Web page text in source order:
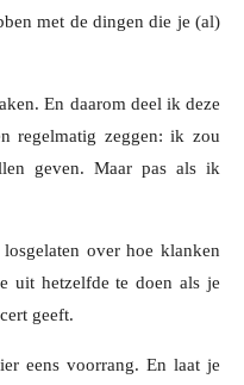
met de dingen die je (al)
En daarom deel ik deze
regelmatig zeggen: ik zou
geven. Maar pas als ik
over hoe klanken
uit hetzelfde te doen als je
geeft.
eens voorrang. En laat je